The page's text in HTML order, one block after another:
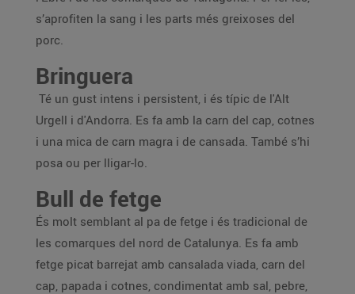
s’aprofiten la sang i les parts més greixoses del
porc.
Bringuera
Té un gust intens i persistent, i és típic de l'Alt
Urgell i d'Andorra. Es fa amb la carn del cap, cotnes
i una mica de carn magra i de cansada. També s’hi
posa ou per lligar-lo.
Bull de fetge
És molt semblant al pa de fetge i és tradicional de
les comarques del nord de Catalunya. Es fa amb
fetge picat barrejat amb cansalada viada, carn del
cap, papada i cotnes, condimentat amb sal, pebre,